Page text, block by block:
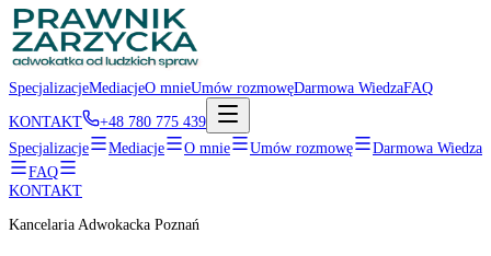
SpecjalizacjeMediacjeO mnieUmów rozmowęDarmowa WiedzaFAQ
KONTAKT
+48 780 775 439
Specjalizacje
Mediacje O mnie Umów rozmowę
Darmowa Wiedza
FAQ
KONTAKT
Kancelaria Adwokacka Poznań